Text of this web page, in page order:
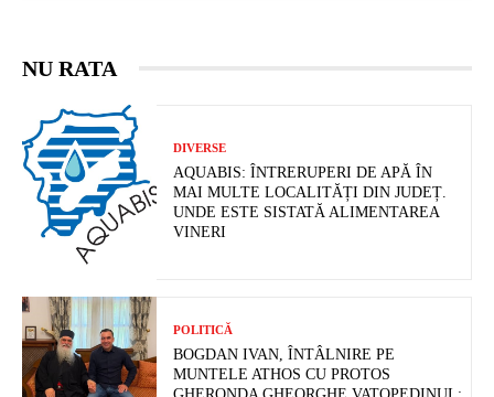
NU RATA
DIVERSE
AQUABIS: ÎNTRERUPERI DE APĂ ÎN
MAI MULTE LOCALITĂȚI DIN JUDEȚ.
UNDE ESTE SISTATĂ ALIMENTAREA
VINERI
POLITICĂ
BOGDAN IVAN, ÎNTÂLNIRE PE
MUNTELE ATHOS CU PROTOS